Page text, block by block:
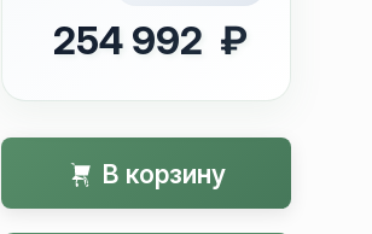
254 992 ₽
В корзину